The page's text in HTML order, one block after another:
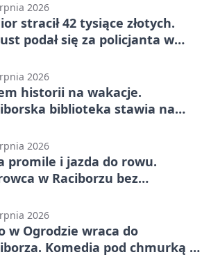
2026
stracił 42 tysiące złotych.
podał się za policjanta w
2026
historii na wakacje.
biblioteka stawia na
2026
promile i jazda do rowu.
w Raciborzu bez
2026
w Ogrodzie wraca do
Komedia pod chmurką w